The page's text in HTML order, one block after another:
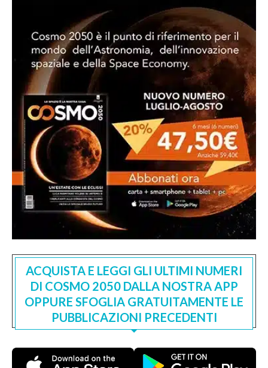
ACQUISTA E LEGGI GLI ULTIMI NUMERI
DI COSMO 2050 DALLA NOSTRA APP
OPPURE SFOGLIA GRATUITAMENTE LE
PUBBLICAZIONI PRECEDENTI